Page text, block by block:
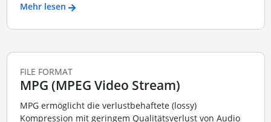
Mehr lesen
FILE FORMAT
MPG (MPEG Video Stream)
MPG ermöglicht die verlustbehaftete (lossy)
Kompression mit geringem Qualitätsverlust von Audio